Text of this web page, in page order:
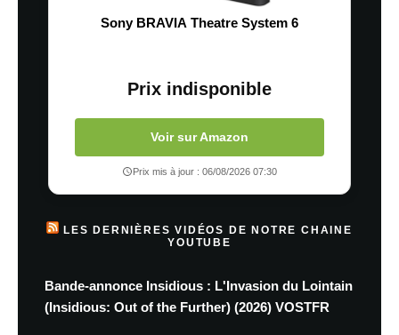
Sony BRAVIA Theatre System 6
Prix indisponible
Voir sur Amazon
Prix mis à jour : 06/08/2026 07:30
LES DERNIÈRES VIDÉOS DE NOTRE CHAINE
YOUTUBE
Bande-annonce Insidious : L'Invasion du Lointain
(Insidious: Out of the Further) (2026) VOSTFR